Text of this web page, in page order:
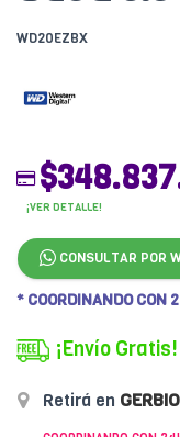
WD20EZBX
¡VER DETALLE!
CONSULTAR POR
* COORDINANDO CON
¡Envío Gratis!
Retirá en GERBIO